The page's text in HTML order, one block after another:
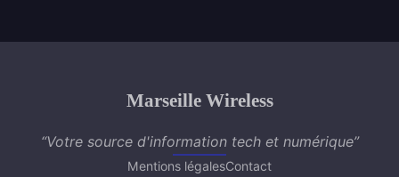
Marseille Wireless
“Votre source d'information tech et numérique”
Mentions légalesContact